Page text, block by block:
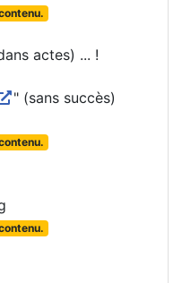
actes) ... !
" (sans succès)